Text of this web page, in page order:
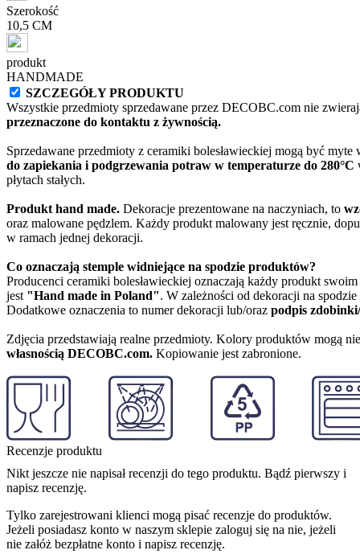
Szerokość
10,5 CM
produkt
HANDMADE
SZCZEGÓŁY PRODUKTU
Wszystkie przedmioty sprzedawane przez DECOBC.com nie
przeznaczone do kontaktu z żywnością.
Sprzedawane przedmioty z ceramiki bolesławieckiej mogą być
do zapiekania i podgrzewania potraw w temperaturze do 280°C
płytach stałych.
Produkt hand made. Dekoracje prezentowane na naczyniach, to
oraz malowane pędzlem. Każdy produkt malowany jest ręcznie,
w ramach jednej dekoracji.
Co oznaczają stemple widniejące na spodzie produktów?
Producenci ceramiki bolesławieckiej oznaczają każdy produkt swoim
jest "Hand made in Poland". W zależności od dekoracji na
Dodatkowe oznaczenia to numer dekoracji lub/oraz podpis
Zdjęcia przedstawiają realne przedmioty. Kolory produktów mogą
własnością DECOBC.com. Kopiowanie jest zabronione.
Recenzje produktu
Nikt jeszcze nie napisał recenzji do tego produktu. Bądź pierwszy i
napisz recenzję.
Tylko zarejestrowani klienci mogą pisać recenzje do produktów.
Jeżeli posiadasz konto w naszym sklepie zaloguj się na nie, jeżeli
nie załóż bezpłatne konto i napisz recenzję.